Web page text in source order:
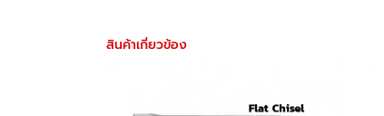
สินค้าเกี่ยวข้อง